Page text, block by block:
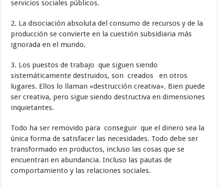
servicios sociales públicos.
2. La disociación absoluta del consumo de recursos y de la
producción se convierte en la cuestión subsidiaria más
ignorada en el mundo.
3. Los puestos de trabajo que siguen siendo
sistemáticamente destruidos, son creados en otros
lugares. Ellos lo llaman «destrucción creativa». Bien puede
ser creativa, pero sigue siendo destructiva en dimensiones
inquietantes.
Todo ha ser removido para conseguir que el dinero sea la
única forma de satisfacer las necesidades. Todo debe ser
transformado en productos, incluso las cosas que se
encuentran en abundancia. Incluso las pautas de
comportamiento y las relaciones sociales.